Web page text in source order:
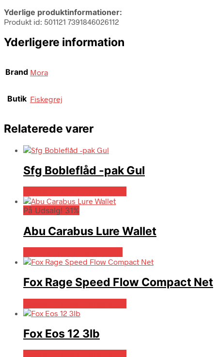
Yderlige produktinformationer:
Produkt id: 501121 7391846026112
Yderligere information
Brand Mora
Butik Fiskegrej
Relaterede varer
Sfg Bobleflåd -pak Gul
På Udsalg! 31%
Abu Carabus Lure Wallet
Fox Rage Speed Flow Compact Net
Fox Eos 12 3lb